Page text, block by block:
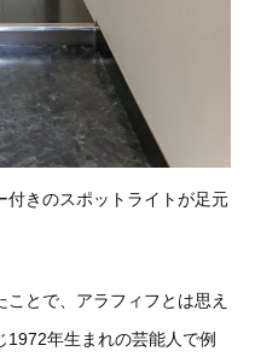
付きのスポットライトが足元
とで、アラフィフとは思え
年生まれの芸能人で例